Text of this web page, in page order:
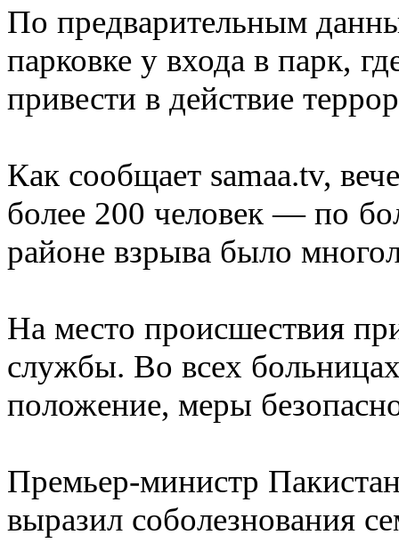
По предварительным
парковке у входа в парк,
привести в действие
Как сообщает samaa.tv,
более 200 человек — по
районе взрыва было
На место происшествия
службы. Во всех
положение, меры
Премьер-министр
выразил соболезнования